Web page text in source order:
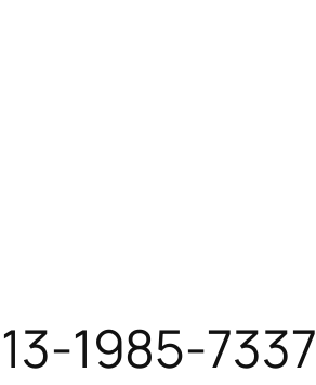
1985-7337